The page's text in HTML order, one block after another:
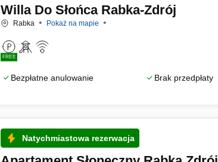
Willa Do Słońca Rabka-Zdrój
Rabka Pokaż na mapie
FREE
Bezpłatne anulowanie Brak przedpłaty
Natychmiastowa rezerwacja